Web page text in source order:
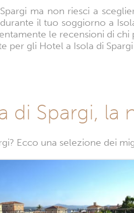
ma non riesci a
il tuo soggiorno a
le recensioni di
per gli Hotel a Isola di
di Spargi, la
Ecco una selezione dei